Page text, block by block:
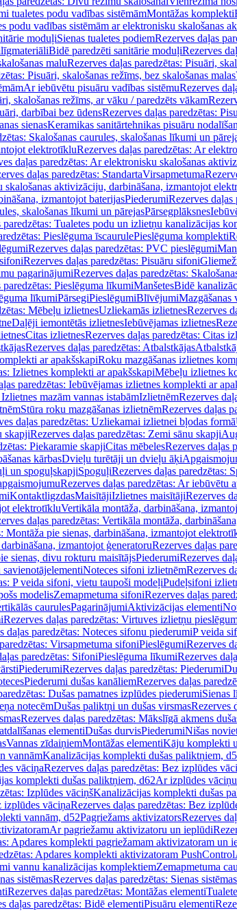
tualetes podu vadības sistēmāmMontāžas komplekti
podu vadības sistēmām ar elektronisku skalošanas
moduļiSienas tualetes podiemRezerves daļas
Bidē paredzēti sanitārie moduļiRezerves
maluRezerves daļas paredzētas: Pisuāri,
Pisuāri, skalošanas režīms, bez skalošanas malas
Ar iebūvētu pisuāru vadības sistēmuRezerves
skalošanas režīms, ar vāku / paredzēts vākam
darbībai bez ūdensRezerves daļas paredzētas:
sienasKeramikas sanitārtehnikas pisuāru
Skalošanas caurules, skalošanas līkumi un
elektrotīkluRezerves daļas paredzētas: Ar
daļas paredzētas: Ar elektronisku skalošanas
daļas paredzētas: StandartaVirsapmetuma
skalošanas aktivizāciju, darbināšana, izmantojot
izmantojot baterijasPiederumiRezerves daļas
skalošanas līkumi un pārejasPārsegplāksnes
paredzētas: Tualetes podu un izlietņu kanalizācijas
Pieslēguma īscaurulePieslēguma komplekti
Rezerves daļas paredzētas: PVC pieslēgumi
Rezerves daļas paredzētas: Pisuāru sifoni
pagarinājumiRezerves daļas paredzētas:
paredzētas: Pieslēguma līkumiManšetesBidē
līkumiPārsegiPieslēgumiBlīvējumiMazgāšanas
Mēbeļu izlietnesUzliekamās izlietnesRezerves
Daļēji iemontētās izlietnesIebūvējamas izlietnes
Citas izlietnesRezerves daļas paredzētas: Citas
Rezerves daļas paredzētas: Atbalstkājas
ar apakšskapiRoku mazgāšanas izlietnes
Izlietnes komplekti ar apakšskapiMēbeļu izlietnes
paredzētas: Iebūvējamas izlietnes komplekti ar
mazām vannas istabāmIzlietnēmRezerves
Stūra roku mazgāšanas izlietnēmRezerves daļas
daļas paredzētas: Uzliekamai izlietnei bļodas formā
skapjiRezerves daļas paredzētas: Zemi sānu skapji
Piekaramie skapjiCitas mēbelesRezerves daļas
kārbasDvieļu turētāji un dvieļu āķi
un spoguļskapjiSpoguļiRezerves daļas paredzētas:
Rezerves daļas paredzētas: Ar iebūvētu
KontaktligzdasMaisītājiIzlietnes maisītājiRezerves
elektrotīkluVertikāla montāža, darbināšana,
daļas paredzētas: Vertikāla montāža,
Montāža pie sienas, darbināšana, izmantojot
izmantojot ģeneratoruRezerves daļas
sienas, divu rokturu maisītājsPiederumiRezerves
Noteces sifoni izlietnēmRezerves
P veida sifoni, vietu taupoši modeļiPudeļsifoni
modelisZemapmetuma sifoniRezerves daļas
caurulesPagarinājumiAktivizācijas elementi
Rezerves daļas paredzētas: Virtuves izlietņu
daļas paredzētas: Noteces sifonu piederumiP veida
Virsapmetuma sifoniPieslēgumiRezerves
paredzētas: SifoniPieslēguma līkumiRezerves
PiederumiRezerves daļas paredzētas: Piederumi
Piederumi dušas kanāliemRezerves daļas
Dušas pamatnes izplūdes piederumiSienas
notecēmDušas paliktņi un dušas virsmasRezerves
Rezerves daļas paredzētas: Mākslīgā akmens
elementiDušas durvisPiederumiNišas
Vannas zīdaiņiemMontāžas elementiKāju komplekti
vannāmKanalizācijas komplekti dušas paliktņiem,
vāciņaRezerves daļas paredzētas: Bez izplūdes
komplekti dušas paliktņiem, d62Ar izplūdes vāciņu
Izplūdes vāciņšKanalizācijas komplekti dušas
izplūdes vāciņaRezerves daļas paredzētas: Bez
vannām, d52Pagriežams aktivizatorsRezerves
Ar pagriežamu aktivizatoru un ieplūdi
Apdares komplekti pagriežamam aktivizatoram un
Apdares komplekti aktivizatoram PushControl
vannu kanalizācijas komplektiemZemapmetuma
sistēmasRezerves daļas paredzētas: Sienas sistēmas
Rezerves daļas paredzētas: Montāžas elementi
daļas paredzētas: Bidē elementiPisuāru elementi